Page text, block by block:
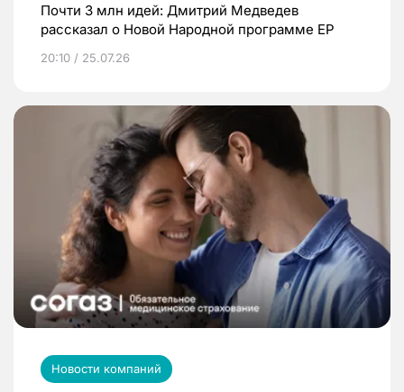
Почти 3 млн идей: Дмитрий Медведев
рассказал о Новой Народной программе ЕР
20:10 / 25.07.26
Новости компаний